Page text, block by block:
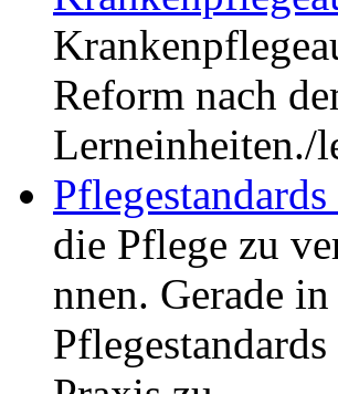
Reform nach
Lerneinheiten./
die Pflege zu
nnen. Gerade